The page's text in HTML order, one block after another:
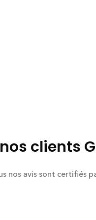
clients
nos avis sont certifiés